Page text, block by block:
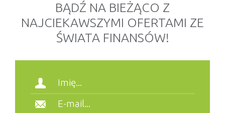
BĄDŹ NA BIEŻĄCO Z
NAJCIEKAWSZYMI OFERTAMI ZE
ŚWIATA FINANSÓW!